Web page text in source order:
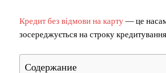
Кредит без відмови на карту — це
зосереджується на строку
Содержание